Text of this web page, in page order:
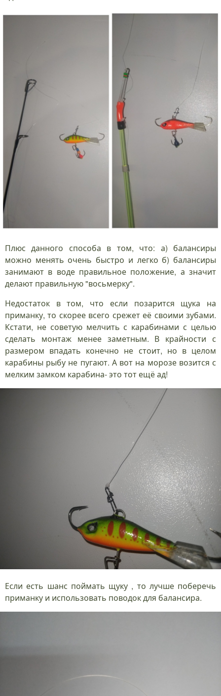
Плюс данного способа в том, что: а) балансиры
можно менять очень быстро и легко б) балансиры
занимают в воде правильное положение, а значит
делают правильную "восьмерку".
Недостаток в том, что если позарится щука на
приманку, то скорее всего срежет её своими зубами.
Кстати, не советую мелчить с карабинами с целью
сделать монтаж менее заметным. В крайности с
размером впадать конечно не стоит, но в целом
карабины рыбу не пугают. А вот на морозе возится с
мелким замком карабина- это тот ещё ад!
Если есть шанс поймать щуку , то лучше поберечь
приманку и использовать поводок для балансира.